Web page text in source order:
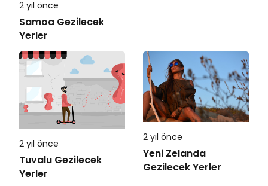
2 yıl önce
Samoa Gezilecek
Yerler
2 yıl önce
Tuvalu Gezilecek
Yerler
2 yıl önce
Yeni Zelanda
Gezilecek Yerler